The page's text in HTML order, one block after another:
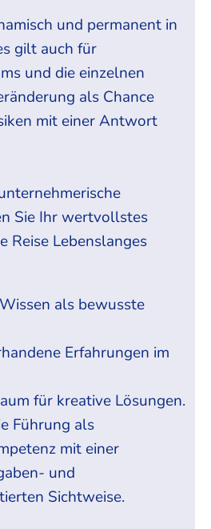
und permanent in
gilt auch für
und die einzelnen
als Chance
mit einer Antwort
Sie Ihr wertvollstes
Reise Lebenslanges
als bewusste
Erfahrungen im
für kreative Lösungen.
Führung als
mit einer
und
Sichtweise.